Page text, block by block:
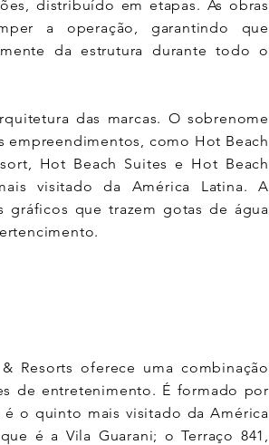
distribuído em etapas. As obras
a operação, garantindo que
da estrutura durante todo o
das marcas. O sobrenome
empreendimentos, como Hot Beach
Hot Beach Suites e Hot Beach
visitado da América Latina. A
gráficos que trazem gotas de água
Resorts oferece uma combinação
de entretenimento. É formado por
o quinto mais visitado da América
é a Vila Guarani; o Terraço 841,